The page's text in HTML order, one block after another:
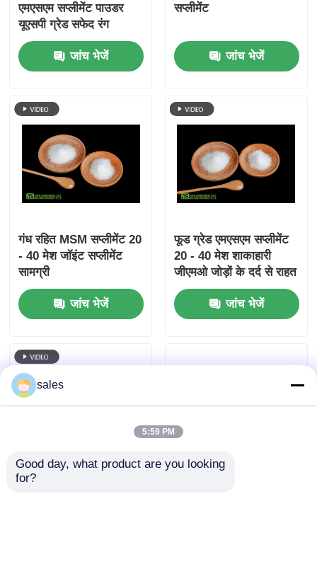
एमएसएम सप्लीमेंट पाउडर
यूएसपी ग्रेड सफेद रंग
जांच भेजें
सप्लीमेंट
जांच भेजें
गंध रहित MSM सप्लीमेंट 20
- 40 मेश जॉइंट सप्लीमेंट
सामग्री
जांच भेजें
फूड ग्रेड एमएसएम सप्लीमेंट
20 - 40 मेश शाकाहारी
जीएमओ जोड़ों के दर्द से राहत
के लिए मुफ्त
जांच भेजें
sales
5:59 PM
Good day, what product are you looking
for?